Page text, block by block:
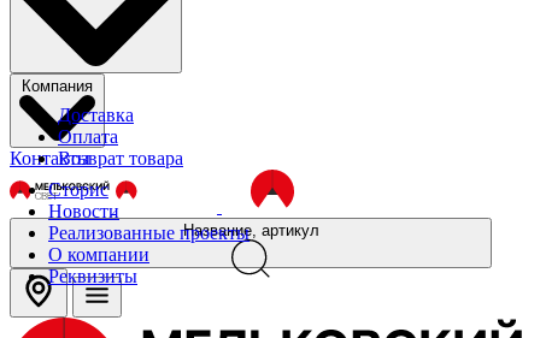
Доставка
Оплата
Возврат товара
Компания
Сторис
Новости
Реализованные проекты
О компании
Реквизиты
Контакты
Название, артикул